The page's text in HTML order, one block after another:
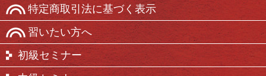
特定商取引法に基づく表示
習いたい方へ
初級セミナー